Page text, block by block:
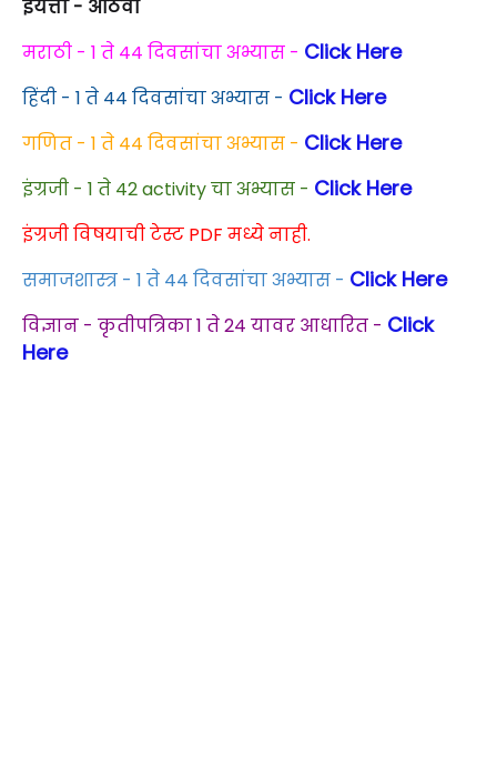
इयत्ता - आठवी
मराठी - 1 ते 44 दिवसांचा अभ्यास - Click Here
हिंदी - 1 ते 44 दिवसांचा अभ्यास - Click Here
गणित - 1 ते 44 दिवसांचा अभ्यास - Click Here
इंग्रजी - 1 ते 42 activity चा अभ्यास - Click Here
इंग्रजी विषयाची टेस्ट PDF मध्ये नाही.
समाजशास्त्र - 1 ते 44 दिवसांचा अभ्यास - Click Here
विज्ञान - कृतीपत्रिका 1 ते 24 यावर आधारित - Click
Here